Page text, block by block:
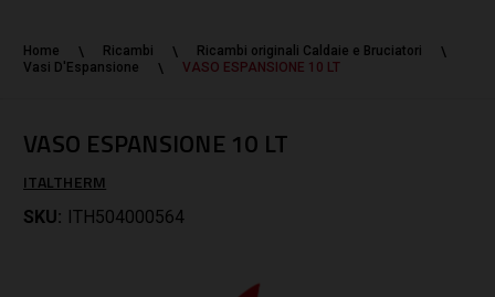
Home Ricambi
Ricambi originali Caldaie e Bruciatori
Vasi D'Espansione
VASO ESPANSIONE 10 LT
VASO ESPANSIONE 10 LT
ITALTHERM
SKU: ITH504000564